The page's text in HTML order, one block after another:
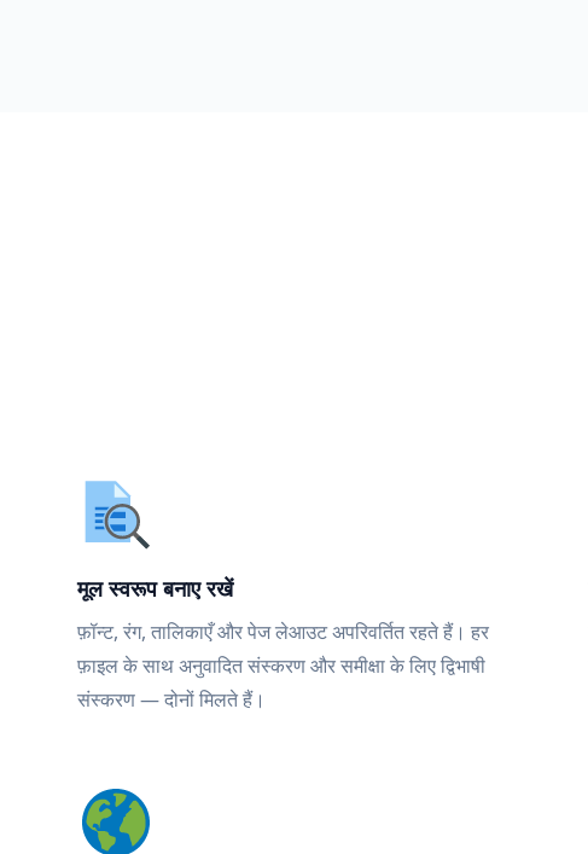
मूल स्वरूप बनाए रखें
फ़ॉन्ट, रंग, तालिकाएँ और पेज लेआउट अपरिवर्तित रहते हैं। हर
फ़ाइल के साथ अनुवादित संस्करण और समीक्षा के लिए द्विभाषी
संस्करण — दोनों मिलते हैं।